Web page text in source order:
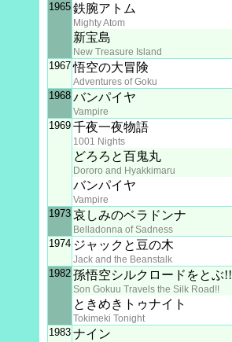
1965 鉄腕アトム
Mighty Atom
新宝島
New Treasure Island
1967 悟空の大冒険
Adventures of Goku
1968 バンパイヤ
Vampire
1969 千夜一夜物語
1001 Nights
どろろと百鬼丸
Dororo and Hyakkimaru
バンパイヤ
Vampire
1973 哀しみのベラドンナ
Belladonna of Sadness
1974 ジャックと豆の木
Jack and the Beanstalk
1982 孫悟空シルクロードをとぶ!!
Son Gokuu Travels the Silk Road!!
ときめきトゥナイト
Tokimeki Tonight
1983 ナイン